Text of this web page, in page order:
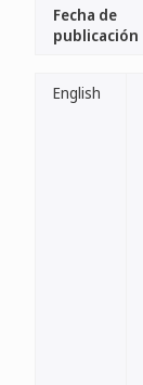
Fecha de
publicación
English